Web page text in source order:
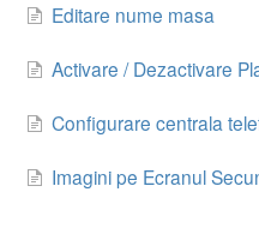
Editare nume masa
Activare / Dezactivare
Configurare centrala
Imagini pe Ecranul